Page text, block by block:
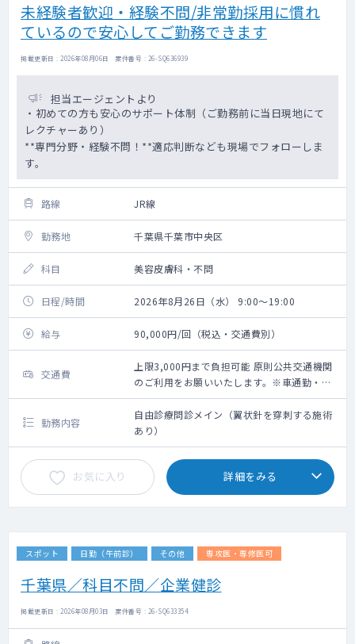
未経験者歓迎・経験不問/非常勤採用に慣れ
ているので安心してご勤務できます
掲載更新日 : 2026年08月06日 案件番号 : 26-SQ636939
担当エージェントより
・初めての方も安心のサポート体制（ご勤務前に当日現地にて
レクチャーあり）
**専門分野・経験不問！**適応判断なども現場でフォローしま
す。
路線 JR線
勤務地 千葉県千葉市中央区
科目 美容皮膚科・不問
日程/時間 2026年8月26日（水） 9:00～19:00
給与 90,000円/回（税込・交通費別）
交通費
上限3,000円まで負担可能 原則公共交通機関
のご利用をお願いいたします。※車通勤・タ
クシー利用要相談
勤務内容
自由診療問診メイン（翼状針を穿刺する施術
あり）
お気に入り 詳細をみる
スポット 日勤（午前診） その他 専攻医・専修医可
千葉県／科目不問／企業健診
掲載更新日 : 2026年08月03日 案件番号 : 26-SQ633354